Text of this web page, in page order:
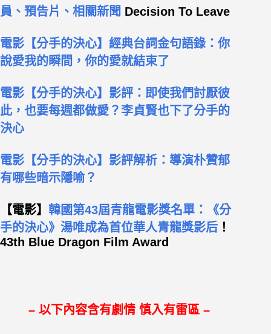
員、預告片、相關新聞 Decision To Leave
電影【分手的決心】經典台詞金句語錄：你
說愛我的瞬間，你的愛就結束了
電影【分手的決心】影評：即使我們討厭彼
此，也要每週都做愛？李貞賢也下了分手的
決心
電影【分手的決心】影評解析：導演朴贊郁
有哪些暗示隱喻？
【電影】 韓國第43屆青龍電影獎名單：《分
手的決心》湯唯成為首位華人青龍獎影后 ！
43th Blue Dragon Film Award
– 以下內容含有劇情 慎入有雷區 –